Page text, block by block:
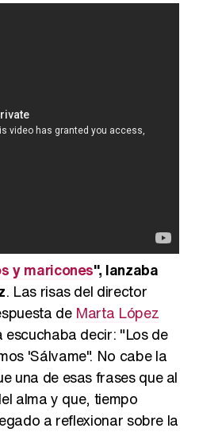
y maricones", lanzaba
. Las risas del director
de Marta López
escuchaba decir: "Los de
'Sálvame". No cabe la
una de esas frases que al
alma y que, tiempo
a reflexionar sobre la